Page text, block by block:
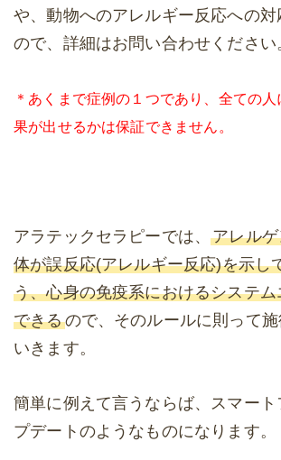
や、動物へのアレルギー反応への対
ので、詳細はお問い合わせください
＊あくまで症例の１つであり、全ての
果が出せるかは保証できません。
アラテックセラピーでは、アレル
体が誤反応(アレルギー反応)を示し
う、心身の免疫系におけるシステ
できるので、そのルールに則って
いきます。
簡単に例えて言うならば、スマート
プデートのようなものになります。